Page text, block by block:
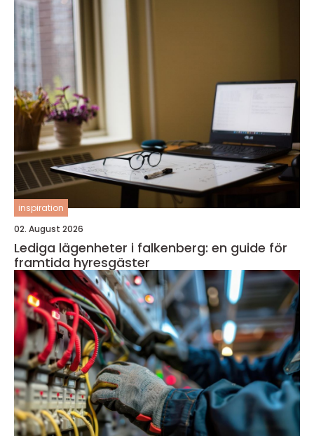
inspiration
02. August 2026
Lediga lägenheter i falkenberg: en guide för
framtida hyresgäster